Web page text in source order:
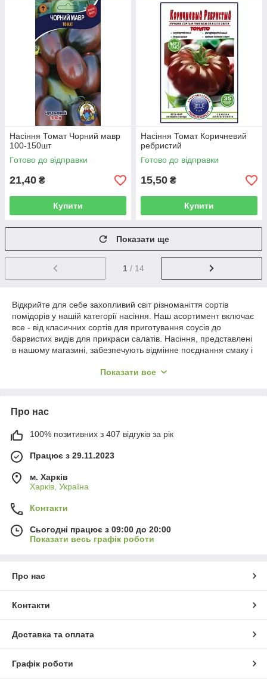
Насіння Томат Чорний мавр
100-150шт
Готово до відправки
21,40 ₴
Купити
Насіння Томат Коричневий
ребристий
Готово до відправки
15,50 ₴
Купити
Показати ще
1 / 14
Відкрийте для себе захопливий світ різноманіття сортів
помідорів у нашій категорії насіння. Наш асортимент включає
все - від класичних сортів для приготування соусів до
барвистих видів для прикраси салатів. Насіння, представлені
в нашому магазині, забезпечують відмінне поєднання смаку і
надійними насіннями. Придбавайте прямо зараз і створіть
Показати все
Про нас
100% позитивних з 407 відгуків за рік
Працює з 29.11.2023
м. Харків
Харків, Україна
Контакти
Сьогодні працює з 09:00 до 20:00
Показати весь графік роботи
Про нас
Контакти
Доставка та оплата
Графік роботи